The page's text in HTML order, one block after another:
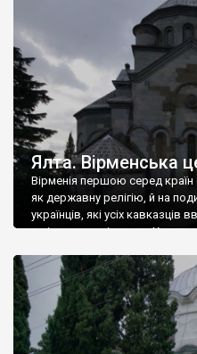
А потім було Хрещення Русі.
Ялта. Вірменська
Вірменія першою серед країн
як державну релігію, й на
українців, які усіх
є відданими вірянами Христа